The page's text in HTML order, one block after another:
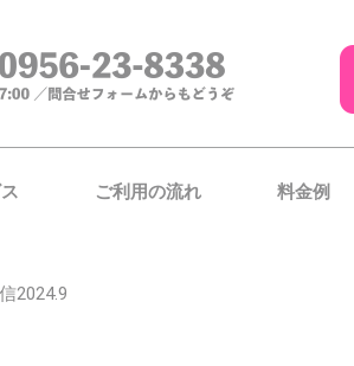
ご利用の流れ 料金例
2024.9